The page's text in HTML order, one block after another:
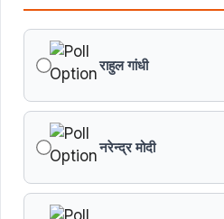
मुख्यमंत्री डॉ. यादव ने गुरुदेव
श्रद्धांजलि अर्पित
राहुल गांधी
नरेन्द्र मोदी